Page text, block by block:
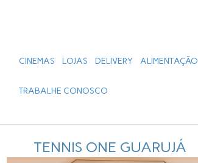
CINEMAS LOJAS DELIVERY ALIMENTAÇÃO
TRABALHE CONOSCO
TENNIS ONE GUARUJÁ